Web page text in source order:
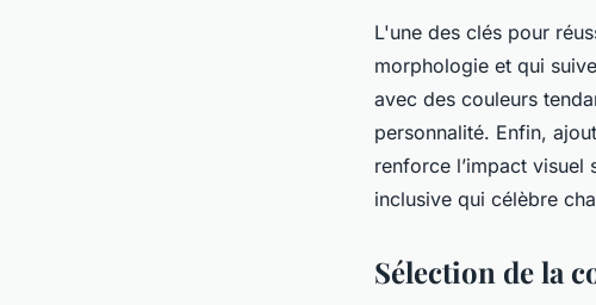
L'une des clés pour
morphologie et qui
avec des couleurs
personnalité. Enfin,
renforce l’impact
inclusive qui célèbre
Sélection de la